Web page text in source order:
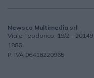
Newsco Multimedia srl
Viale Teodorico, 19/2 – 20149
1886
P. IVA 06418220965